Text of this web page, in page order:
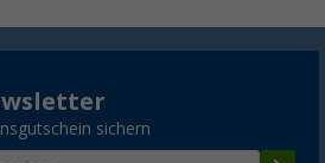
sichern